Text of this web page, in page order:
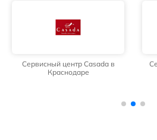
Сервисный центр Casada в
Краснодаре